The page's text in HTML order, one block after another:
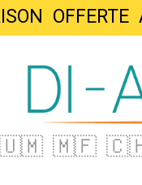
🇺🇲 🇲🇫